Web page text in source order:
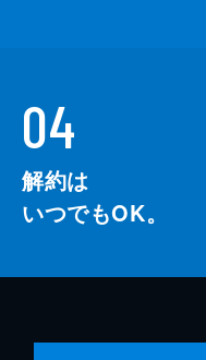
04
解約は
いつでもOK。